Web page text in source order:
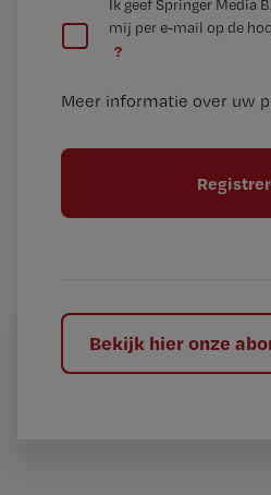
t
e
t
l
Ik geef Springer Media
mij per e-mail op de
?
Meer informatie over uw
Bekijk hier onze